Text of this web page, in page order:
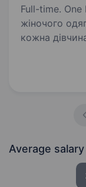
Full-time. One By One — український бренд
жіночого
кожна
Average salary